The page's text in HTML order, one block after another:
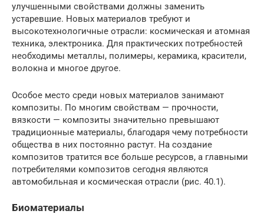
улучшенными свойствами должны заменить
устаревшие. Новых материалов требуют и
высокотехнологичные отрасли: космическая и атомная
техника, электроника. Для практических потребностей
необходимы металлы, полимеры, керамика, красители,
волокна и многое другое.
Особое место среди новых материалов занимают
композиты. По многим свойствам — прочности,
вязкости — композиты значительно превышают
традиционные материалы, благодаря чему потребности
общества в них постоянно растут. На создание
композитов тратится все больше ресурсов, а главными
потребителями композитов сегодня являются
автомобильная и космическая отрасли (рис. 40.1).
Биоматериалы